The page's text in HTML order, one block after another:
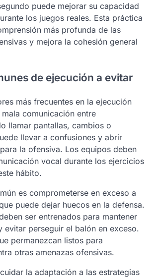
puede mejorar su capacidad
los juegos reales. Esta práctica
más profunda de las
y mejora la cohesión general
de ejecución a evitar
más frecuentes en la ejecución
comunicación entre
llamar pantallas, cambios o
llevar a confusiones y abrir
la ofensiva. Los equipos deben
vocal durante los ejercicios
hábito.
es comprometerse en exceso a
puede dejar huecos en la defensa.
ser entrenados para mantener
evitar perseguir el balón en exceso.
permanezcan listos para
otras amenazas ofensivas.
la adaptación a las estrategias